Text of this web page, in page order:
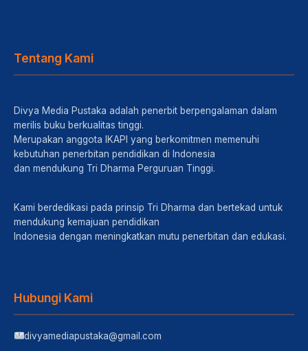
Tentang Kami
Divya Media Pustaka adalah penerbit berpengalaman dalam
merilis buku berkualitas tinggi.
Merupakan anggota IKAPI yang berkomitmen memenuhi
kebutuhan penerbitan pendidikan di Indonesia
dan mendukung Tri Dharma Perguruan Tinggi.
Kami berdedikasi pada prinsip Tri Dharma dan bertekad untuk
mendukung kemajuan pendidikan
Indonesia dengan meningkatkan mutu penerbitan dan edukasi.
Hubungi Kami
divyamediapustaka@gmail.com